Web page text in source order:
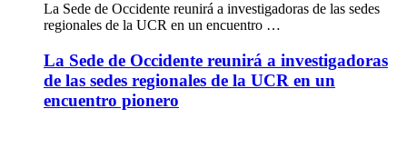
La Sede de Occidente reunirá a investigadoras de las sedes
regionales de la UCR en un encuentro …
La Sede de Occidente reunirá a investigadoras
de las sedes regionales de la UCR en un
encuentro pionero